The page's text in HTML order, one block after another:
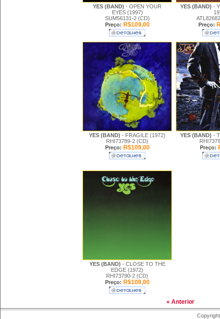
YES (BAND) - OPEN YOUR
EYES (1997)
SUM56131-2 (CD)
Preço: R$109,00
YES (BAND) -
Preço:
YES (BAND) - FRAGILE (1972)
RHI73789-2 (CD)
Preço: R$109,00
YES (BAND) -
Preço:
YES (BAND) - CLOSE TO THE
EDGE (1972)
RHI73790-2 (CD)
Preço: R$109,00
« Anterior